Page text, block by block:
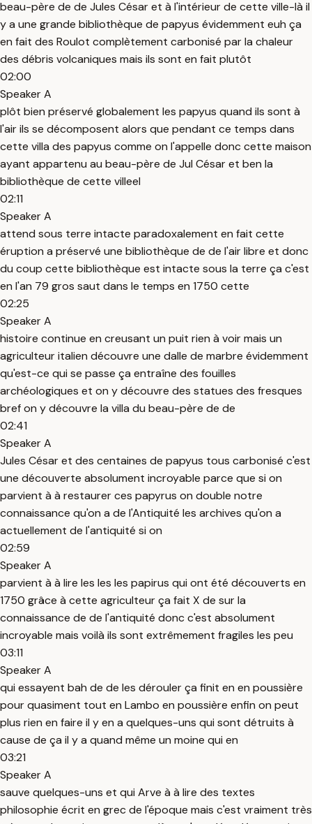
beau-père de de Jules César et à l'intérieur de cette ville-là il
y a une grande bibliothèque de papyus évidemment euh ça
en fait des Roulot complètement carbonisé par la chaleur
des débris volcaniques mais ils sont en fait plutôt
02:00
Speaker A
plôt bien préservé globalement les papyus quand ils sont à
l'air ils se décomposent alors que pendant ce temps dans
cette villa des papyus comme on l'appelle donc cette maison
ayant appartenu au beau-père de Jul César et ben la
bibliothèque de cette villeel
02:11
Speaker A
attend sous terre intacte paradoxalement en fait cette
éruption a préservé une bibliothèque de de l'air libre et donc
du coup cette bibliothèque est intacte sous la terre ça c'est
en l'an 79 gros saut dans le temps en 1750 cette
02:25
Speaker A
histoire continue en creusant un puit rien à voir mais un
agriculteur italien découvre une dalle de marbre évidemment
qu'est-ce qui se passe ça entraîne des fouilles
archéologiques et on y découvre des statues des fresques
bref on y découvre la villa du beau-père de de
02:41
Speaker A
Jules César et des centaines de papyus tous carbonisé c'est
une découverte absolument incroyable parce que si on
parvient à à restaurer ces papyrus on double notre
connaissance qu'on a de l'Antiquité les archives qu'on a
actuellement de l'antiquité si on
02:59
Speaker A
parvient à à lire les les les papirus qui ont été découverts en
1750 grâce à cette agriculteur ça fait X de sur la
connaissance de de l'antiquité donc c'est absolument
incroyable mais voilà ils sont extrêmement fragiles les peu
03:11
Speaker A
qui essayent bah de de les dérouler ça finit en en poussière
pour quasiment tout en Lambo en poussière enfin on peut
plus rien en faire il y en a quelques-uns qui sont détruits à
cause de ça il y a quand même un moine qui en
03:21
Speaker A
sauve quelques-uns et qui Arve à à lire des textes
philosophie écrit en grec de l'époque mais c'est vraiment très